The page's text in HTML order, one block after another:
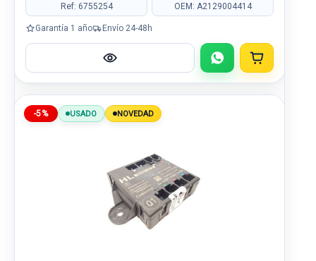
Ref: 6755254 OEM: A2129004414
Garantía 1 año Envío 24-48h
-5% USADO NOVEDAD